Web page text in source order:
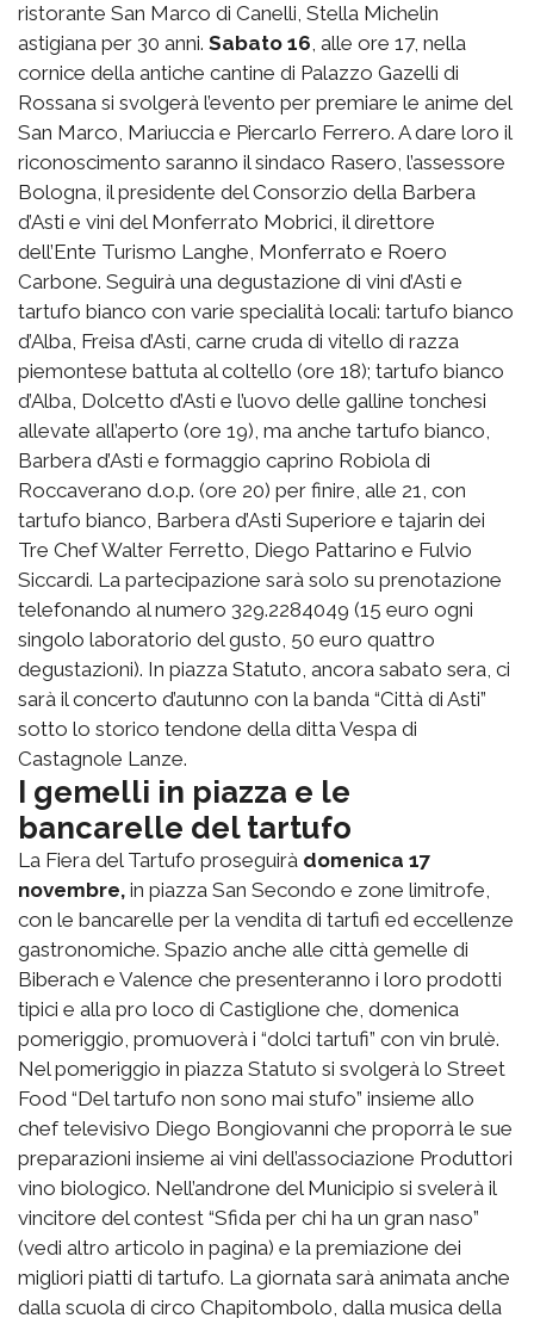
ristorante San Marco di Canelli, Stella Michelin
astigiana per 30 anni. Sabato 16, alle ore 17, nella
cornice della antiche cantine di Palazzo Gazelli di
Rossana si svolgerà l’evento per premiare le anime del
San Marco, Mariuccia e Piercarlo Ferrero. A dare loro il
riconoscimento saranno il sindaco Rasero, l’assessore
Bologna, il presidente del Consorzio della Barbera
d’Asti e vini del Monferrato Mobrici, il direttore
dell’Ente Turismo Langhe, Monferrato e Roero
Carbone. Seguirà una degustazione di vini d’Asti e
tartufo bianco con varie specialità locali: tartufo bianco
d’Alba, Freisa d’Asti, carne cruda di vitello di razza
piemontese battuta al coltello (ore 18); tartufo bianco
d’Alba, Dolcetto d’Asti e l’uovo delle galline tonchesi
allevate all’aperto (ore 19), ma anche tartufo bianco,
Barbera d’Asti e formaggio caprino Robiola di
Roccaverano d.o.p. (ore 20) per finire, alle 21, con
tartufo bianco, Barbera d’Asti Superiore e tajarin dei
Tre Chef Walter Ferretto, Diego Pattarino e Fulvio
Siccardi. La partecipazione sarà solo su prenotazione
telefonando al numero 329.2284049 (15 euro ogni
singolo laboratorio del gusto, 50 euro quattro
degustazioni). In piazza Statuto, ancora sabato sera, ci
sarà il concerto d’autunno con la banda “Città di Asti”
sotto lo storico tendone della ditta Vespa di
Castagnole Lanze.
I gemelli in piazza e le
bancarelle del tartufo
La Fiera del Tartufo proseguirà domenica 17
novembre, in piazza San Secondo e zone limitrofe,
con le bancarelle per la vendita di tartufi ed eccellenze
gastronomiche. Spazio anche alle città gemelle di
Biberach e Valence che presenteranno i loro prodotti
tipici e alla pro loco di Castiglione che, domenica
pomeriggio, promuoverà i “dolci tartufi” con vin brulè.
Nel pomeriggio in piazza Statuto si svolgerà lo Street
Food “Del tartufo non sono mai stufo” insieme allo
chef televisivo Diego Bongiovanni che proporrà le sue
preparazioni insieme ai vini dell’associazione Produttori
vino biologico. Nell’androne del Municipio si svelerà il
vincitore del contest “Sfida per chi ha un gran naso”
(vedi altro articolo in pagina) e la premiazione dei
migliori piatti di tartufo. La giornata sarà animata anche
dalla scuola di circo Chapitombolo, dalla musica della